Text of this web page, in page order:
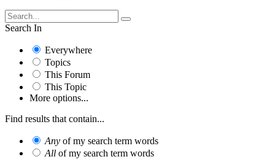
Search In
Everywhere
Topics
This Forum
This Topic
More options...
Find results that contain...
Any of my search term words
All of my search term words